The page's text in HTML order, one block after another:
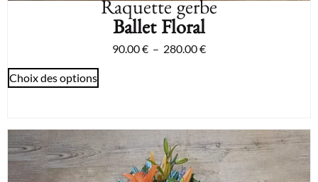
Raquette gerbe
Ballet Floral
90.00€ – 280.00€
Choix des options